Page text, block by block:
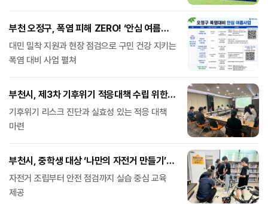
부천 오정구, 폭염 피해 ZERO! ‘안심 여름
사업’ 전개
대민 밀착 지원과 현장 점검으로 구민 건강 지키는
폭염 대비 사업 펼쳐
부천시, 제3차 기후위기 적응대책 수립 위한
의견수렴회 개최
기후위기 리스크 진단과 실효성 있는 적응 대책
마련
부천시, 중학생 대상 ‘나만의 자전거 만들기’
특별과정 운영
자전거 조립부터 안전 점검까지 실습 중심 교육
제공